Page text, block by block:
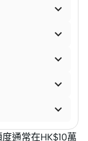





通常在HK$10萬